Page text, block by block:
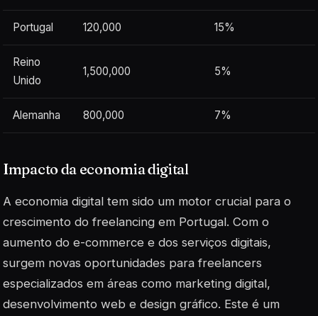
Portugal 120,000 15%
Reino
Unido
1,500,000 5%
Alemanha 800,000 7%
Impacto da economia digital
A economia digital tem sido um motor crucial para o
crescimento do freelancing em Portugal. Com o
aumento do e-commerce e dos serviços digitais,
surgem novas oportunidades para freelancers
especializados em áreas como marketing digital,
desenvolvimento web e design gráfico. Este é um